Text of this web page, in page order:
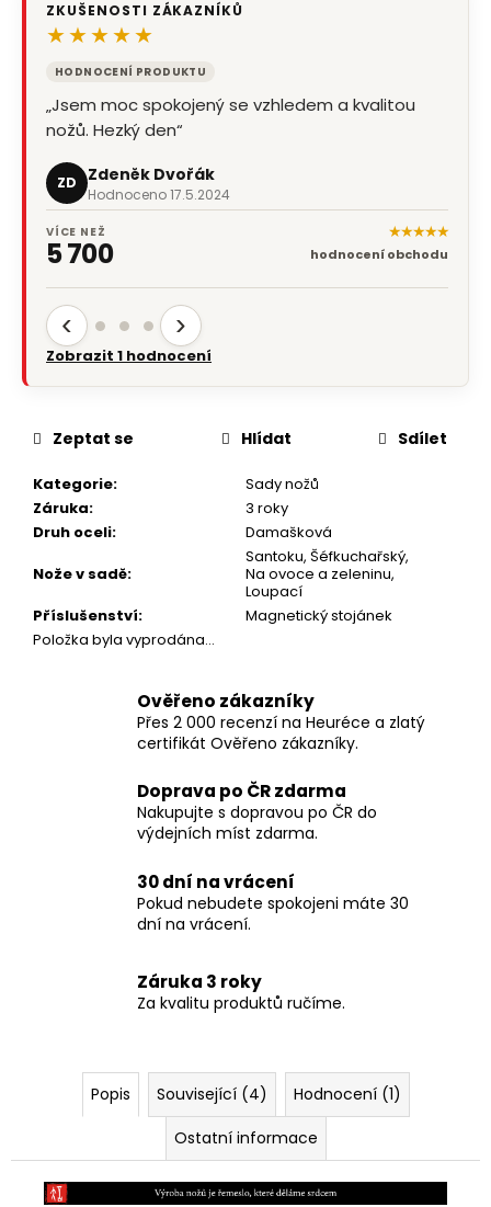
ZKUŠENOSTI ZÁKAZNÍKŮ
★★★★★
HODNOCENÍ PRODUKTU
„Jsem moc spokojený se vzhledem a kvalitou
nožů. Hezký den“
ZD Zdeněk Dvořák
Hodnoceno 17.5.2024
VÍCE NEŽ
5 700
★★★★★
hodnocení obchodu
‹ ›
Zobrazit 1 hodnocení
Kategorie:
Sady nožů
Záruka:
3 roky
Druh oceli:
Damašková
Nože v sadě:
Santoku, Šéfkuchařský,
Na ovoce a zeleninu,
Loupací
Příslušenství:
Magnetický stojánek
Položka byla vyprodána…
Zeptat se Hlídat Sdílet
Ověřeno zákazníky
Přes 2 000 recenzí na Heuréce a zlatý
certifikát Ověřeno zákazníky.
Doprava po ČR zdarma
Nakupujte s dopravou po ČR do
výdejních míst zdarma.
30 dní na vrácení
Pokud nebudete spokojeni máte 30
dní na vrácení.
Záruka 3 roky
Za kvalitu produktů ručíme.
Popis Související (4)
Hodnocení (1)
Ostatní informace